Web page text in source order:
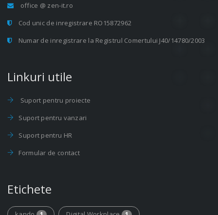
office @ zen-it.ro
Cod unic de inregistrare RO15872962
Numar de inregistrare la Registrul Comertului J40/14780/2003
Linkuri utile
Suport pentru proiecte
Suport pentru vanzari
Suport pentru HR
Formular de contact
Etichete